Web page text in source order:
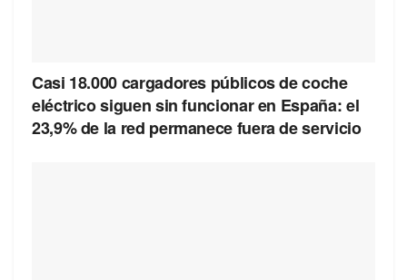
Casi 18.000 cargadores públicos de coche
eléctrico siguen sin funcionar en España: el
23,9% de la red permanece fuera de servicio